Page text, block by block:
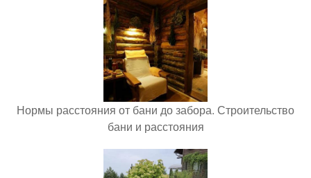
Нормы расстояния от бани до забора. Строительство
бани и расстояния